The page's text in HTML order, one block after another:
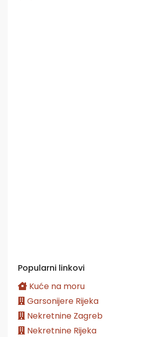
Popularni linkovi
Kuće na moru
Garsonijere Rijeka
Nekretnine Zagreb
Nekretnine Rijeka